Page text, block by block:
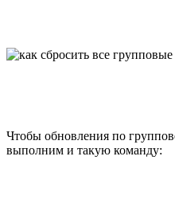
Чтобы обновления по
выполним и такую команду: